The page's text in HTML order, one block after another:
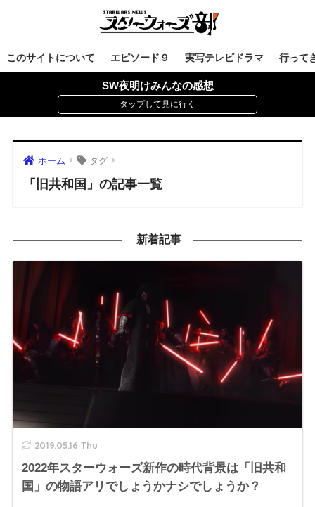
このサイトについて エピソード９ 実写テレビドラマ 行って
SW夜明けみんなの感想
ホーム タグ
「旧共和国」の記事一覧
新着記事
2019.05.16 Thu
2022年スターウォーズ新作の時代背景は「旧共和
国」の物語アリでしょうかナシでしょうか？